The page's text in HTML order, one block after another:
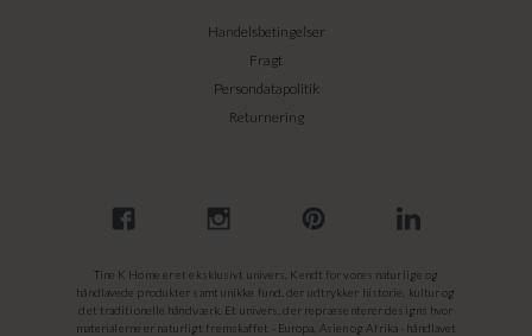
Handelsbetingelser
Fragt
Persondatapolitik
Returnering
Tine K Home er et eksklusivt univers. Kendt for vores naturlige og
håndlavede produkter samt unikke fund, der udtrykker historie, kultur og
det traditionelle håndværk. Et univers, der repræsenterer designs hvor
materialerne er naturligt fremskaffet - Europa, Asien og Afrika - håndlavet